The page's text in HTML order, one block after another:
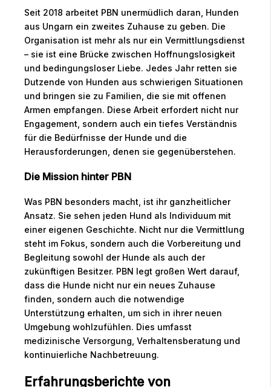
Seit 2018 arbeitet PBN unermüdlich daran, Hunden
aus Ungarn ein zweites Zuhause zu geben. Die
Organisation ist mehr als nur ein Vermittlungsdienst
– sie ist eine Brücke zwischen Hoffnungslosigkeit
und bedingungsloser Liebe. Jedes Jahr retten sie
Dutzende von Hunden aus schwierigen Situationen
und bringen sie zu Familien, die sie mit offenen
Armen empfangen. Diese Arbeit erfordert nicht nur
Engagement, sondern auch ein tiefes Verständnis
für die Bedürfnisse der Hunde und die
Herausforderungen, denen sie gegenüberstehen.
Die Mission hinter PBN
Was PBN besonders macht, ist ihr ganzheitlicher
Ansatz. Sie sehen jeden Hund als Individuum mit
einer eigenen Geschichte. Nicht nur die Vermittlung
steht im Fokus, sondern auch die Vorbereitung und
Begleitung sowohl der Hunde als auch der
zukünftigen Besitzer. PBN legt großen Wert darauf,
dass die Hunde nicht nur ein neues Zuhause
finden, sondern auch die notwendige
Unterstützung erhalten, um sich in ihrer neuen
Umgebung wohlzufühlen. Dies umfasst
medizinische Versorgung, Verhaltensberatung und
kontinuierliche Nachbetreuung.
Erfahrungsberichte von